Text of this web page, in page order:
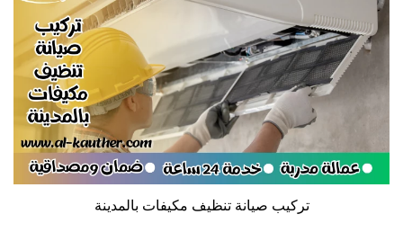
تركيب صيانة تنظيف مكيفات بالمدينة